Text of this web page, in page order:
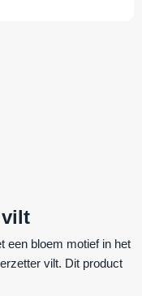
vilt
een bloem motief in het
vilt. Dit product